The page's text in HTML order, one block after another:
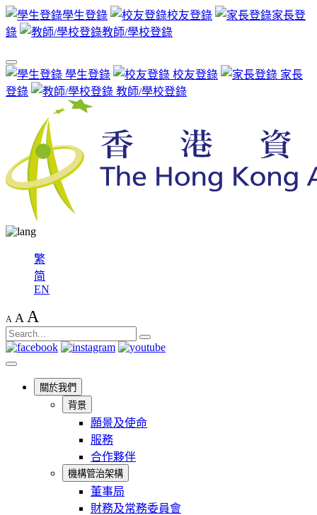
學生登錄 校友登錄
家長登
錄
教師/學校登錄
學生登錄 校友登錄
家長
登錄
教師/學校登錄
繁
简
EN
A A A
關於我們
背景
願景及使命
服務
合作夥伴
機構管治架構
董事局
財務及常務委員會